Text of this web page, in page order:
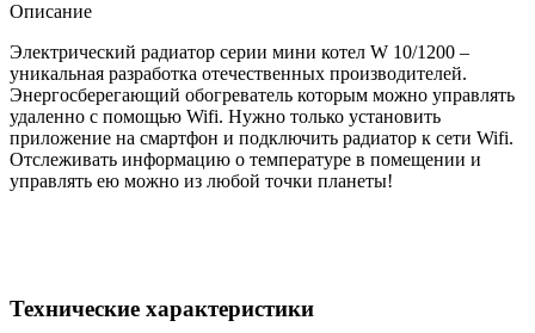
Описание
Электрический радиатор серии мини котел W 10/1200 –
уникальная разработка отечественных производителей.
Энергосберегающий обогреватель которым можно управлять
удаленно с помощью Wifi. Нужно только установить
приложение на смартфон и подключить радиатор к сети Wifi.
Отслеживать информацию о температуре в помещении и
управлять ею можно из любой точки планеты!
Технические характеристики